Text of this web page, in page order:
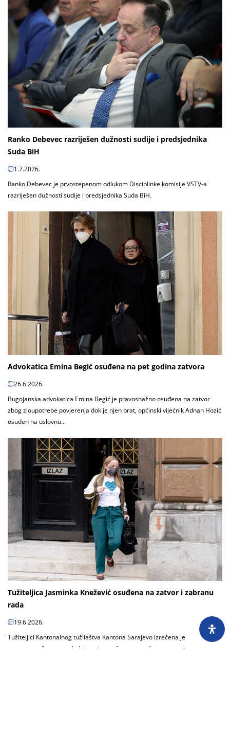
Ranko Debevec razriješen dužnosti sudije i predsjednika
Suda BiH
1.7.2026.
Ranko Debevec je prvostepenom odlukom Disciplinke komisije VSTV-a
razriješen dužnosti sudije i predsjednika Suda BiH.
Advokatica Emina Begić osuđena na pet godina zatvora
26.6.2026.
Bugojanska advokatica Emina Begić je pravosnažno osuđena na zatvor
zbog zloupotrebe povjerenja dok je njen brat, općinski vijećnik Adnan Hozić
osuđen na uslovnu...
Tužiteljica Jasminka Knežević osuđena na zatvor i zabranu
rada
19.6.2026.
Tužiteljici Kantonalnog tužilaštva Kantona Sarajevo izrečena je
nepravosnažna presuda kojom je osuđena na godinu zatvora i